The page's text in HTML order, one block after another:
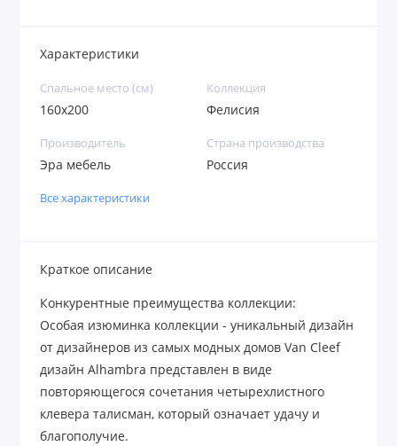
Характеристики
Спальное место (см)
160х200
Коллекция
Фелисия
Производитель
Эра мебель
Страна производства
Россия
Все характеристики
Краткое описание
Конкурентные преимущества коллекции:
Особая изюминка коллекции - уникальный дизайн
от дизайнеров из самых модных домов Van Cleef
дизайн Alhambra представлен в виде
повторяющегося сочетания четырехлистного
клевера талисман, который означает удачу и
благополучие.